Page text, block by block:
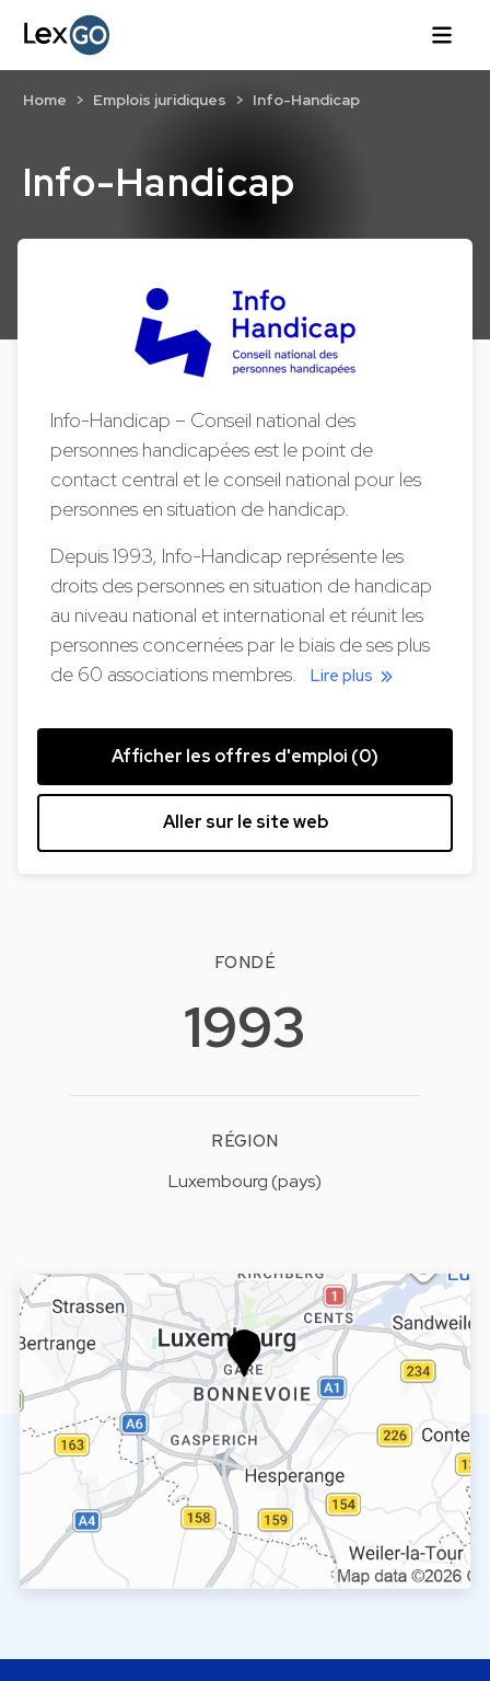
Info-Handicap
Home Emplois juridiques Info-Handicap
Info-Handicap – Conseil national des
personnes handicapées est le point de
contact central et le conseil national pour les
personnes en situation de handicap.
Depuis 1993, Info-Handicap représente les
droits des personnes en situation de handicap
au niveau national et international et réunit les
personnes concernées par le biais de ses plus
de 60 associations membres.Lire plus
Afficher les offres d'emploi (0)
Aller sur le site web
FONDÉ
1993
RÉGION
Luxembourg (pays)